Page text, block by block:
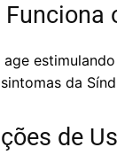
Funciona
age
da
de